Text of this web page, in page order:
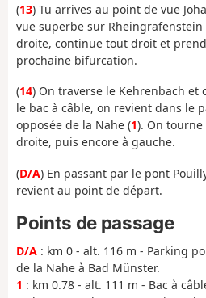
(13) Tu arrives au point de vue
vue superbe sur Rheingrafenstein
droite, continue tout droit et
prochaine bifurcation.
(14) On traverse le Kehrenbach et
le bac à câble, on revient dans le
opposée de la Nahe (1). On
droite, puis encore à gauche.
(D/A) En passant par le pont
revient au point de départ.
Points de passage
D/A : km 0 - alt. 116 m - Parking
de la Nahe à Bad Münster.
1 : km 0.78 - alt. 111 m - Bac à